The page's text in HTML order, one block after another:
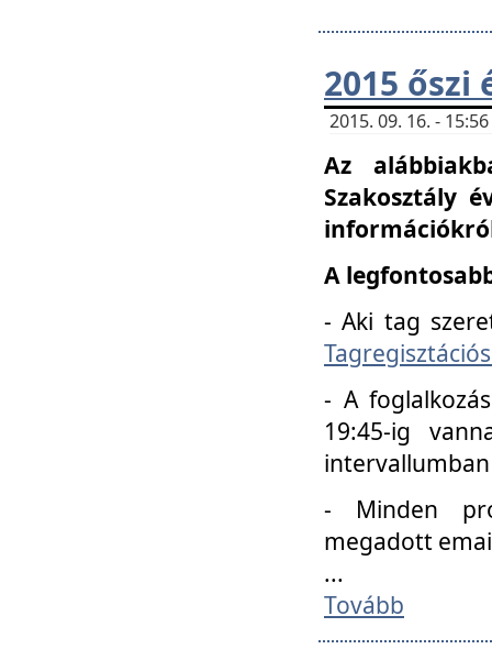
2015 őszi
2015. 09. 16. -
Az
Szakosztály
A
- Aki tag
- A
19:45-ig
- Minden
megadott
...
Tovább